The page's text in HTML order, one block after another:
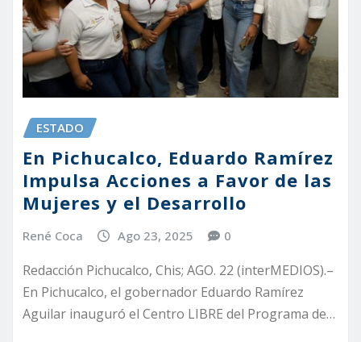
ESTADO
En Pichucalco, Eduardo Ramírez
Impulsa Acciones a Favor de las
Mujeres y el Desarrollo
René Coca Ago 23, 2025 0
Redacción Pichucalco, Chis; AGO. 22 (interMEDIOS).–
En Pichucalco, el gobernador Eduardo Ramírez
Aguilar inauguró el Centro LIBRE del Programa de…